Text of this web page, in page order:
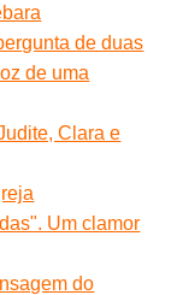
de duas
de uma
Clara e
Um clamor
do